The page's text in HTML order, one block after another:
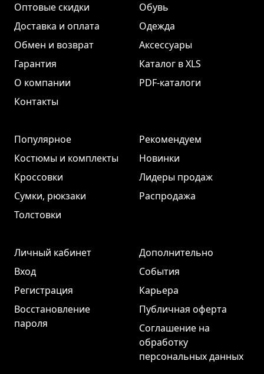
Оптовые скидки
Доставка и оплата
Обмен и возврат
Гарантия
О компании
Контакты
Обувь
Одежда
Аксессуары
Каталог в XLS
PDF-каталоги
Популярное
Костюмы и комплекты
Кроссовки
Сумки, рюкзаки
Толстовки
Рекомендуем
Новинки
Лидеры продаж
Распродажа
Личный кабинет
Вход
Регистрация
Восстановление
пароля
Дополнительно
События
Карьера
Публичная оферта
Соглашение на
обработку
персональных данных